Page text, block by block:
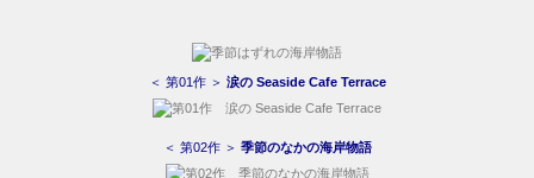
＜ 第01作 ＞ 涙の Seaside Cafe Terrace
＜ 第02作 ＞ 季節のなかの海岸物語